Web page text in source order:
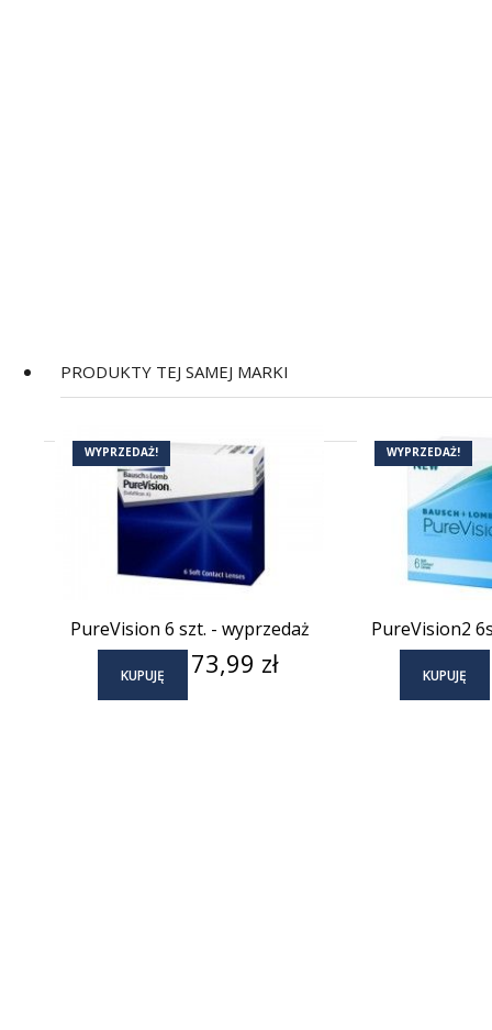
PRODUKTY TEJ SAMEJ MARKI
PureVision 6 szt. - wyprzedaż
KUPUJĘ Cena
73,99 zł
WYPRZEDAŻ!
PureVision2
KUPUJĘ
WYPRZEDAŻ!